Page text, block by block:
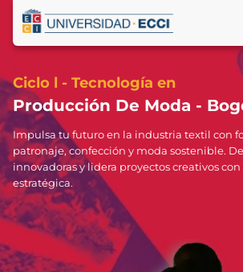
Ciclo l - Tecnología en
Producción De Moda -
Impulsa tu futuro en la industria textil con
patronaje, confección y moda sostenible.
innovadoras y lidera proyectos creativos
estratégica.